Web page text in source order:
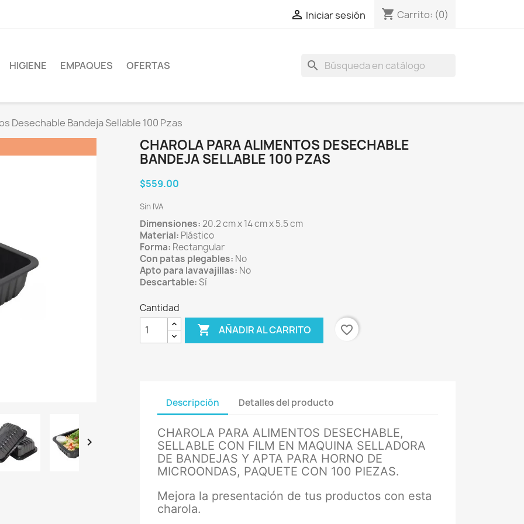
 Iniciar sesión shopping_cart Carrito: (0)
HIGIENE EMPAQUES OFERTAS search
Desechable Bandeja Sellable 100 Pzas

CHAROLA PARA ALIMENTOS DESECHABLE
BANDEJA SELLABLE 100 PZAS
$559.00
Sin IVA
Dimensiones:20.2 cm x 14 cm x 5.5 cm
Material: Plástico
Forma: Rectangular
Con patas plegables: No
Apto para lavavajillas: No
Descartable:Sí
Cantidad
 AÑADIR AL CARRITO favorite_border
Descripción Detalles del producto
CHAROLA PARA ALIMENTOS DESECHABLE,
SELLABLE CON FILM EN MAQUINA SELLADORA
DE BANDEJAS Y APTA PARA HORNO DE
MICROONDAS, PAQUETE CON 100 PIEZAS.
Mejora la presentación de tus productos con esta
charola.